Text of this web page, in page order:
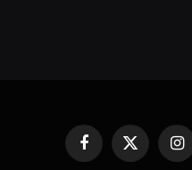
Facebook
X